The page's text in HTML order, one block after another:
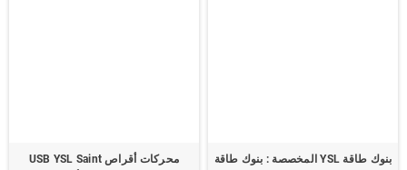
بنوك طاقة YSL المخصصة : بنوك طاقة
محركات أقراص USB YSL Saint